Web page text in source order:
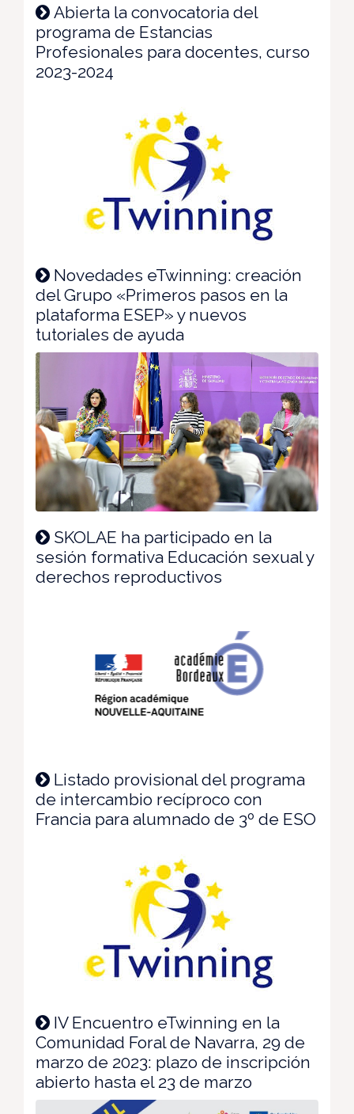
Abierta la convocatoria del
programa de Estancias
Profesionales para docentes, curso
2023-2024
Novedades eTwinning: creación
del Grupo «Primeros pasos en la
plataforma ESEP» y nuevos
tutoriales de ayuda
SKOLAE ha participado en la
sesión formativa Educación sexual y
derechos reproductivos
Listado provisional del programa
de intercambio recíproco con
Francia para alumnado de 3º de ESO
IV Encuentro eTwinning en la
Comunidad Foral de Navarra, 29 de
marzo de 2023: plazo de inscripción
abierto hasta el 23 de marzo